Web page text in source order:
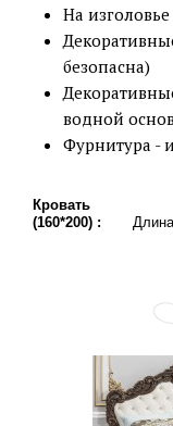
На
безопасна)
водной
Фурнитура -
Кровать
(160*200) :